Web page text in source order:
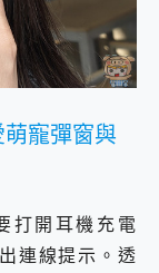
寵彈窗與
打開耳機充電
連線提示。透